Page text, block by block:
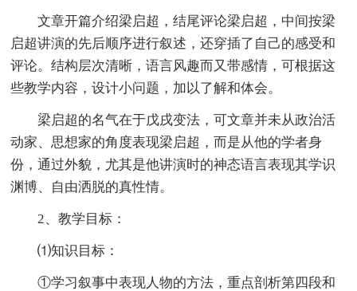
文章开篇介绍梁启超，结尾评论梁启超，中间按梁
启超讲演的先后顺序进行叙述，还穿插了自己的感受和
评论。结构层次清晰，语言风趣而又带感情，可根据这
些教学内容，设计小问题，加以了解和体会。
梁启超的名气在于戊戌变法，可文章并未从政治活
动家、思想家的角度表现梁启超，而是从他的学者身
份，通过外貌，尤其是他讲演时的神态语言表现其学识
渊博、自由洒脱的真性情。
2、教学目标：
⑴知识目标：
①学习叙事中表现人物的方法，重点剖析第四段和